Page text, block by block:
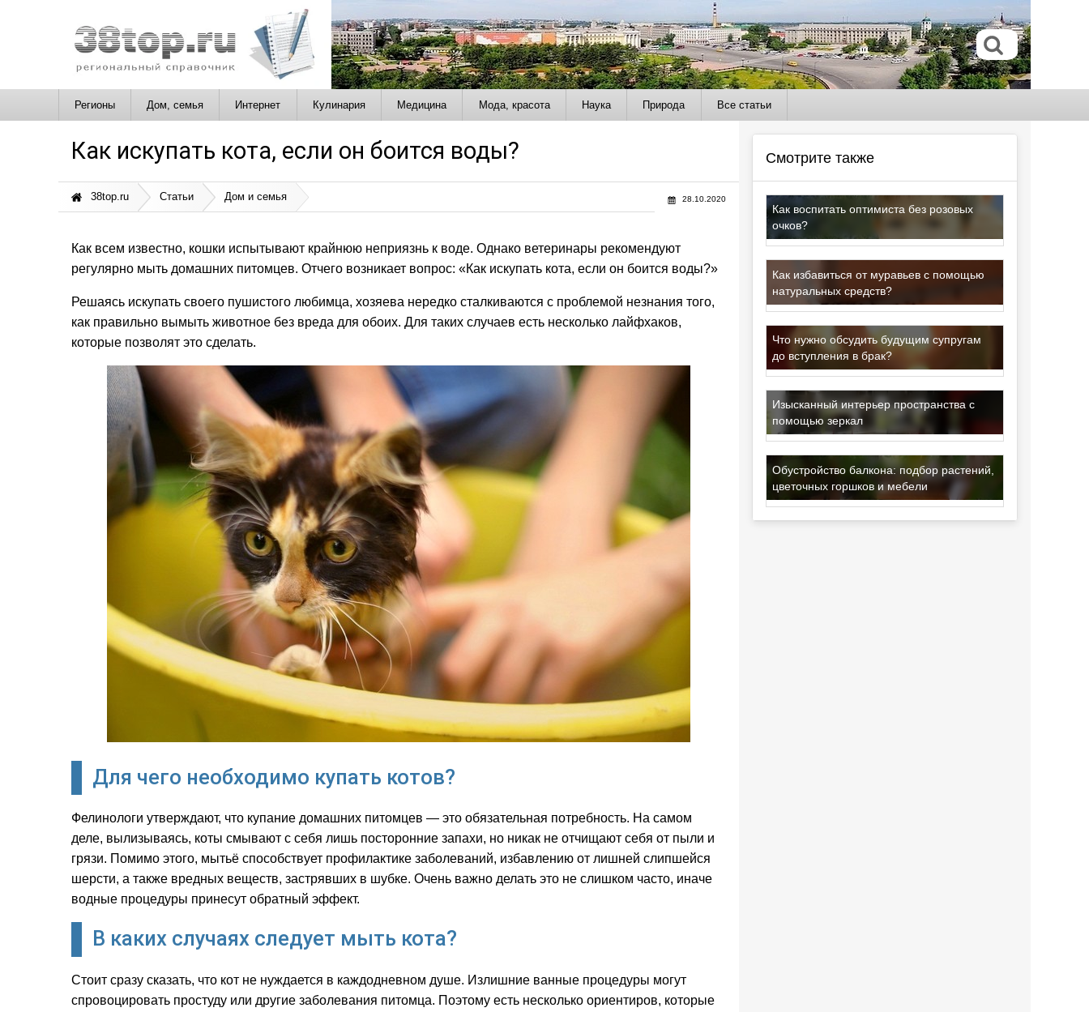
Регионы Дом, семья Интернет Кулинария Медицина Мода, красота Наука Природа Все статьи
Как искупать кота, если он боится воды?
28.10.2020
38top.ru Статьи Дом и семья
Как всем известно, кошки испытывают крайнюю неприязнь к воде. Однако ветеринары рекомендуют
регулярно мыть домашних питомцев. Отчего возникает вопрос: «Как искупать кота, если он боится воды?»
Решаясь искупать своего пушистого любимца, хозяева нередко сталкиваются с проблемой незнания того,
как правильно вымыть животное без вреда для обоих. Для таких случаев есть несколько лайфхаков,
которые позволят это сделать.
Для чего необходимо купать котов?
Фелинологи утверждают, что купание домашних питомцев — это обязательная потребность. На самом
деле, вылизываясь, коты смывают с себя лишь посторонние запахи, но никак не отчищают себя от пыли и
грязи. Помимо этого, мытьё способствует профилактике заболеваний, избавлению от лишней слипшейся
шерсти, а также вредных веществ, застрявших в шубке. Очень важно делать это не слишком часто, иначе
водные процедуры принесут обратный эффект.
В каких случаях следует мыть кота?
Стоит сразу сказать, что кот не нуждается в каждодневном душе. Излишние ванные процедуры могут
спровоцировать простуду или другие заболевания питомца. Поэтому есть несколько ориентиров, которые
Смотрите также
Как воспитать оптимиста без розовых
очков?
Как избавиться от муравьев с помощью
натуральных средств?
Что нужно обсудить будущим супругам
до вступления в брак?
Изысканный интерьер пространства с
помощью зеркал
Обустройство балкона: подбор растений,
цветочных горшков и мебели